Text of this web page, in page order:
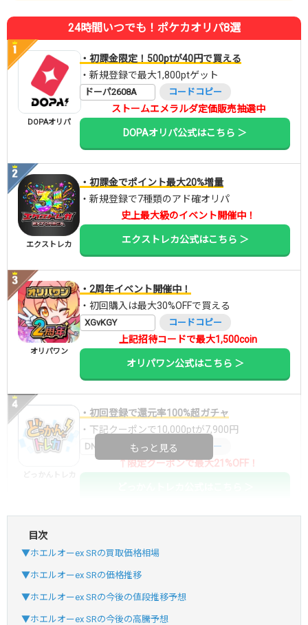
24時間いつでも！ポケカオリパ8選
DOPAオリパ
・初課金限定！500ptが40円で買える
・新規登録で最大1,800ptゲット
ドーパ2608A コードコピー
ストームエメラルダ定価販売抽選中
DOPAオリパ公式はこちら ＞
エクストレカ
・初課金でポイント最大20%増量
・新規登録で7種類のアド確オリパ
史上最大級のイベント開催中！
エクストレカ公式はこちら ＞
オリパワン
・2周年イベント開催中！
・初回購入は最大30%OFFで買える
XGvKGY コードコピー
上記招待コードで最大1,500coin
オリパワン公式はこちら ＞
・初回登録で還元率100%超ガチャ
・下記クーポンで10,000ptが7,900円
DNGBIF4X コードコピー
↑限定クーポンで最大21%OFF！
おりパンダ
・新規登録で6種類アド確解禁
SVGC7P
もっと見る
目次
▼ホエルオーex SRの買取価格相場
▼ホエルオーex SRの価格推移
▼ホエルオーex SRの今後の値段推移予想
▼ホエルオーex SRの今後の高騰予想